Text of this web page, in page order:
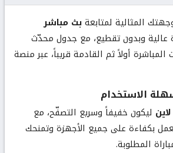
المثالية لمتابعةبث مباشر
عالية وبدون تقطيع، مع جدول محدّث
المباشرة أولاً ثم القادمة قريباً، عبر منصة
الاستخدام
ليكون خفيفاً وسريع التصفّح، مع
بكفاءة على جميع الأجهزة وتمنحك
المطلوبة.